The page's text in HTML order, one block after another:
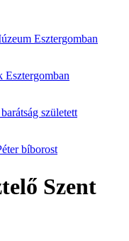
Esztergomban
Esztergomban
született
bíborost
Szent